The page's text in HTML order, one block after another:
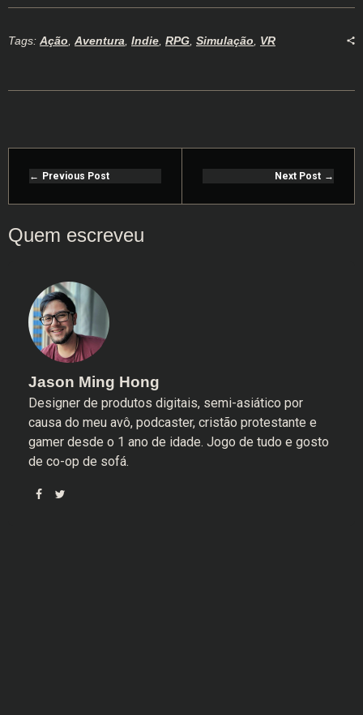
Tags: Ação Aventura Indie RPG Simulação VR
Previous Post Next Post
Jason Ming Hong
Designer de produtos digitais, semi-asiático por
causa do meu avô, podcaster, cristão protestante e
gamer desde o 1 ano de idade. Jogo de tudo e gosto
de co-op de sofá.